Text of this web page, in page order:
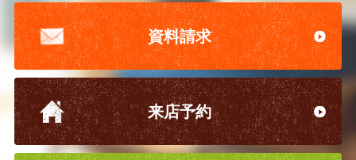
資料請求
来店予約